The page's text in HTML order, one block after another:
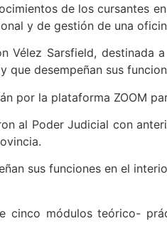
de los cursantes
y de gestión de una
Vélez Sarsfield, destinada
desempeñan sus
por la plataforma ZOOM
al Poder Judicial con
sus funciones en el
cinco módulos teórico-